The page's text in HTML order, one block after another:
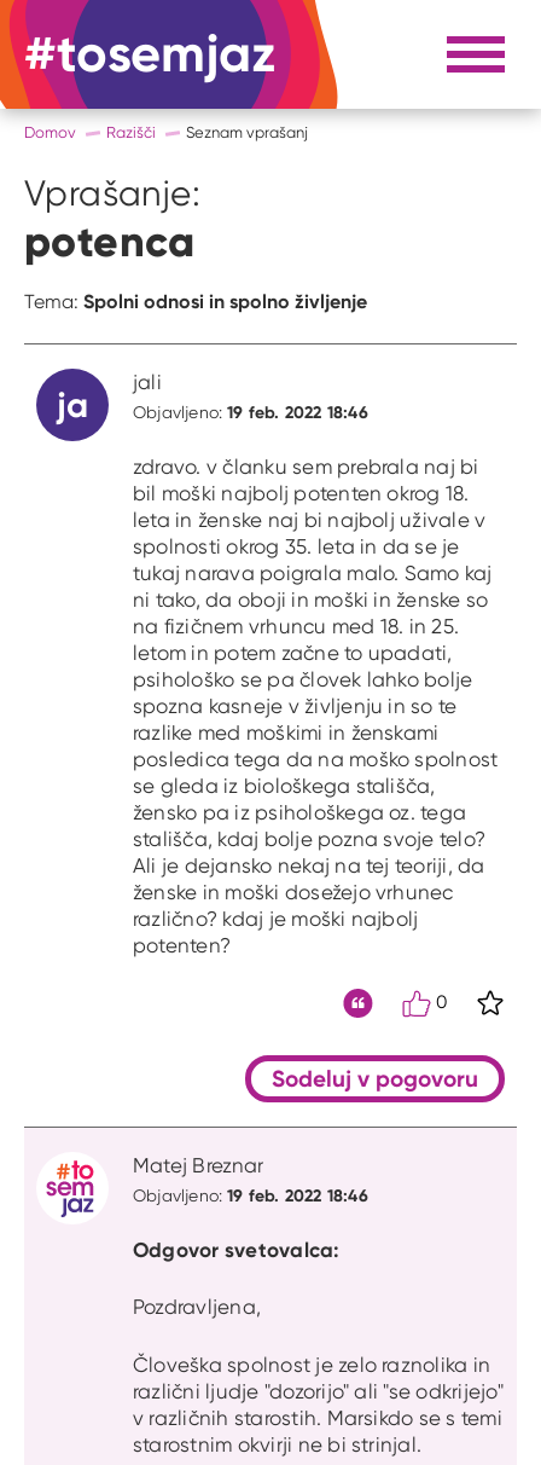
#tosemjaz #to sem jaz Razpri
Domov Razišči Seznam vprašanj
Vprašanje:
potenca
Tema: Spolni odnosi in spolno življenje
ja
jali
Objavljeno:19 feb. 2022 18:46
zdravo. v članku sem prebrala naj bi
bil moški najbolj potenten okrog 18.
leta in ženske naj bi najbolj uživale v
spolnosti okrog 35. leta in da se je
tukaj narava poigrala malo. Samo kaj
ni tako, da oboji in moški in ženske so
na fizičnem vrhuncu med 18. in 25.
letom in potem začne to upadati,
psihološko se pa človek lahko bolje
spozna kasneje v življenju in so te
razlike med moškimi in ženskami
posledica tega da na moško spolnost
se gleda iz biološkega stališča,
žensko pa iz psihološkega oz. tega
stališča, kdaj bolje pozna svoje telo?
Ali je dejansko nekaj na tej teoriji, da
ženske in moški dosežejo vrhunec
različno? kdaj je moški najbolj
potenten?
0
Sodeluj v pogovoru
Matej Breznar
Objavljeno:19 feb. 2022 18:46
Odgovor svetovalca:
Pozdravljena,
Človeška spolnost je zelo raznolika in
različni ljudje "dozorijo" ali "se odkrijejo"
v različnih starostih. Marsikdo se s temi
starostnim okvirji ne bi strinjal.